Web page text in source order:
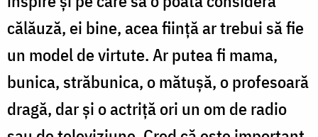
călăuză, ei bine, acea fiinţă ar trebui să fie
un model de virtute. Ar putea fi mama,
bunica, străbunica, o mătuşă, o profesoară
dragă, dar şi o actriţă ori un om de radio